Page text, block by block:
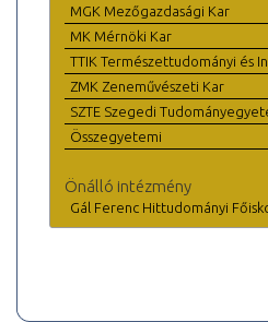
MGK Mezőgazdasági Kar
MK Mérnöki Kar
TTIK Természettudományi és
ZMK Zeneművészeti Kar
SZTE Szegedi
Összegyetemi
Önálló intézmény
Gál Ferenc Hittudományi